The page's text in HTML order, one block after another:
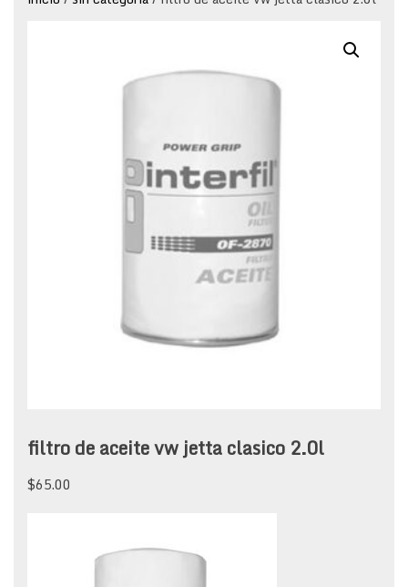
filtro de aceite vw jetta clasico 2.0l
$65.00